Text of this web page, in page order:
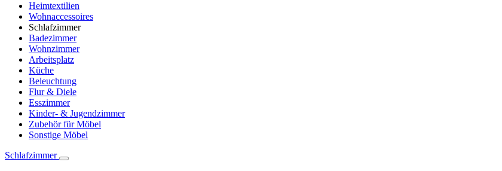
Heimtextilien
Wohnaccessoires
Schlafzimmer
Badezimmer
Wohnzimmer
Arbeitsplatz
Küche
Beleuchtung
Flur & Diele
Esszimmer
Kinder- & Jugendzimmer
Zubehör für Möbel
Sonstige Möbel
Schlafzimmer